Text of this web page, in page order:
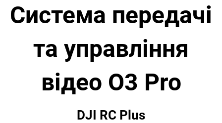
Система передачі
та управління
відео O3 Pro
DJI RC Plus